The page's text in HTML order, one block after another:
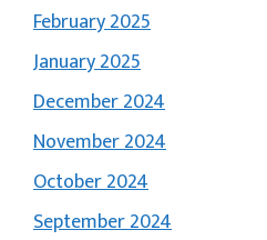
February 2025
January 2025
December 2024
November 2024
October 2024
September 2024